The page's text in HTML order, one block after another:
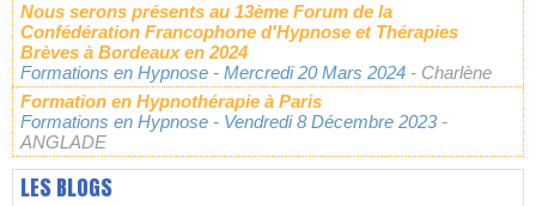
Nous serons présents au 13ème Forum de la
Confédération Francophone d'Hypnose et Thérapies
Brèves à Bordeaux en 2024
Formations en Hypnose - Mercredi 20 Mars 2024 - Charlène
Formation en Hypnothérapie à Paris
Formations en Hypnose - Vendredi 8 Décembre 2023 -
ANGLADE
LES BLOGS